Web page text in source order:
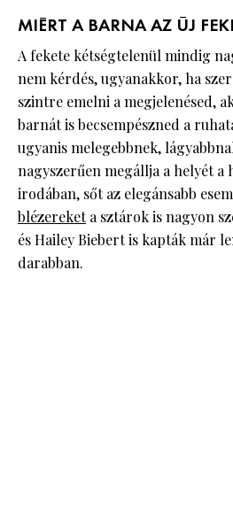
MIÉRT A BARNA AZ ÚJ
A fekete kétségtelenül mindig
nem kérdés, ugyanakkor, ha
szintre emelni a megjelenésed,
barnát is becsempészned a
ugyanis melegebbnek,
nagyszerűen megállja a helyét a
irodában, sőt az elegánsabb
blézereketa sztárok is nagyon
és Hailey Biebert is kapták már
darabban.